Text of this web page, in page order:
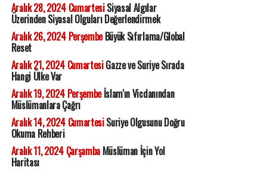
Aralık 28, 2024 CumartesiSiyasal Algılar
Üzerinden Siyasal Olguları Değerlendirmek
Aralık 26, 2024 PerşembeBüyük Sıfırlama/Global
Reset
Aralık 21, 2024 CumartesiGazze ve Suriye Sırada
Hangi Ülke Var
Aralık 19, 2024 Perşembeİslam'ın Vicdanından
Müslümanlara Çağrı
Aralık 14, 2024 CumartesiSuriye Olgusunu Doğru
Okuma Rehberi
Aralık 11, 2024 ÇarşambaMüslüman İçin Yol
Haritası